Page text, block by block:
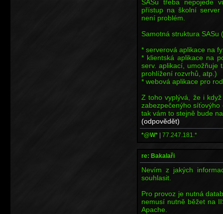
SASu třeba nepojede
přístup na školní
není problém.
Samotná struktura SASu
* serverová aplikace na
* klientská aplikace na
serv. aplikací, umožňuje
prohlížení rozvrhů, atp.)
* webová aplikace pro
Z toho vyplývá, že i
zabezpečenýho síťovýho
tak vám to stejně bude
(odpovědět)
*@W* | 77.247.181.*
re: Bakalaři
Nevím z jakých
souhlasit.
Pro provoz je nutná
nemusí nutně běžet na
Apache.